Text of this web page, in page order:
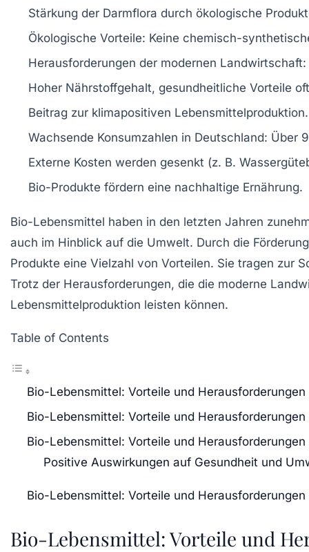
Stärkung der Darmflora durch ökologische
Ökologische Vorteile: Keine chemisch-
Herausforderungen der modernen
Hoher Nährstoffgehalt, gesundheitliche Vorteile
Beitrag zur klimapositiven Lebensmittelproduktion.
Wachsende Konsumzahlen in Deutschland: Über
Externe Kosten werden gesenkt (z. B.
Bio-Produkte fördern eine nachhaltige Ernährung.
Bio-Lebensmittel haben in den letzten Jahren
auch im Hinblick auf die Umwelt. Durch die
Produkte eine Vielzahl von Vorteilen. Sie tragen zur
Trotz der Herausforderungen, die die moderne
Lebensmittelproduktion leisten können.
Table of Contents
Bio-Lebensmittel: Vorteile und
Bio-Lebensmittel: Vorteile und
Bio-Lebensmittel: Vorteile und Herausforderungen
Positive Auswirkungen auf Gesundheit und
Bio-Lebensmittel: Vorteile und
Bio-Lebensmittel: Vorteile und